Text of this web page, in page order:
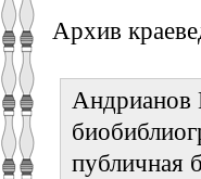
Архив
Андрианов
публичная